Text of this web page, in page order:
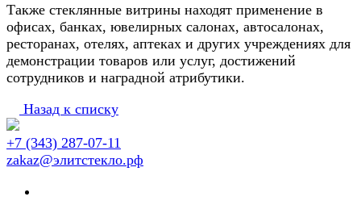
Также стеклянные витрины находят применение в
офисах, банках, ювелирных салонах, автосалонах,
ресторанах, отелях, аптеках и других учреждениях для
демонстрации товаров или услуг, достижений
сотрудников и наградной атрибутики.
Назад к списку
+7 (343) 287-07-11
zakaz@элитстекло.рф